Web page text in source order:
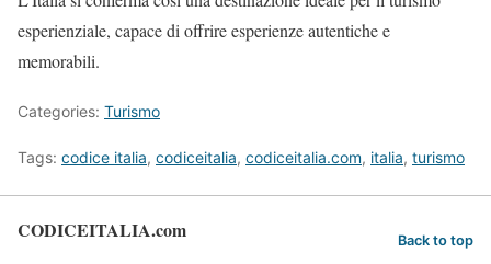
esperienziale, capace di offrire esperienze autentiche e
memorabili.
Categories: Turismo
Tags: codice italia, codiceitalia, codiceitalia.com, italia, turismo
CODICEITALIA.com Back to top